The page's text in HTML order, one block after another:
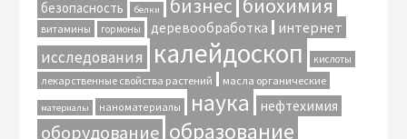
безопасность белки бизнес биохимия
витамины гормоны деревообработка интернет
исследования калейдоскоп кислоты
лекарственные свойства растений масла органические
материалы наноматериалы наука нефтехимия
оборудование образование